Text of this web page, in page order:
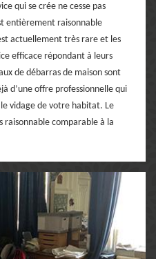
qui se crée ne cesse pas
entièrement raisonnable
actuellement très rare et les
efficace répondant à leurs
de débarras de maison sont
d’une offre professionnelle qui
vidage de votre habitat. Le
comparable à la